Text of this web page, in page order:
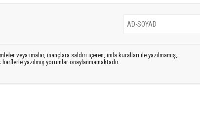
veya imalar, inançlara saldırı içeren, imla kuralları ile yazılmamış,
yazılmış yorumlar onaylanmamaktadır.